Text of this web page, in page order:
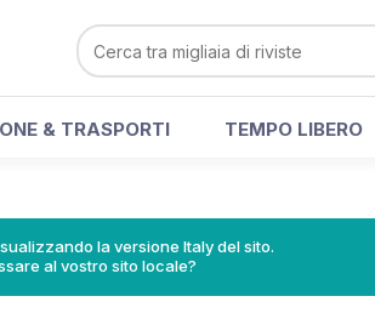
& TRASPORTI TEMPO LIBERO
la versione Italy del sito.
al vostro sito locale?